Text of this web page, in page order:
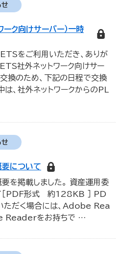
せ
ク向けサーバー）一時
をご利用いただき、ありが
社外ネットワーク向けサー
換のため、下記の日程で交換
、社外ネットワークからのPL
せ
について
を掲載しました。 資産運用委
［PDF形式 約128KB ］ PD
ただく場合には、Adobe Rea
Readerをお持ちで …